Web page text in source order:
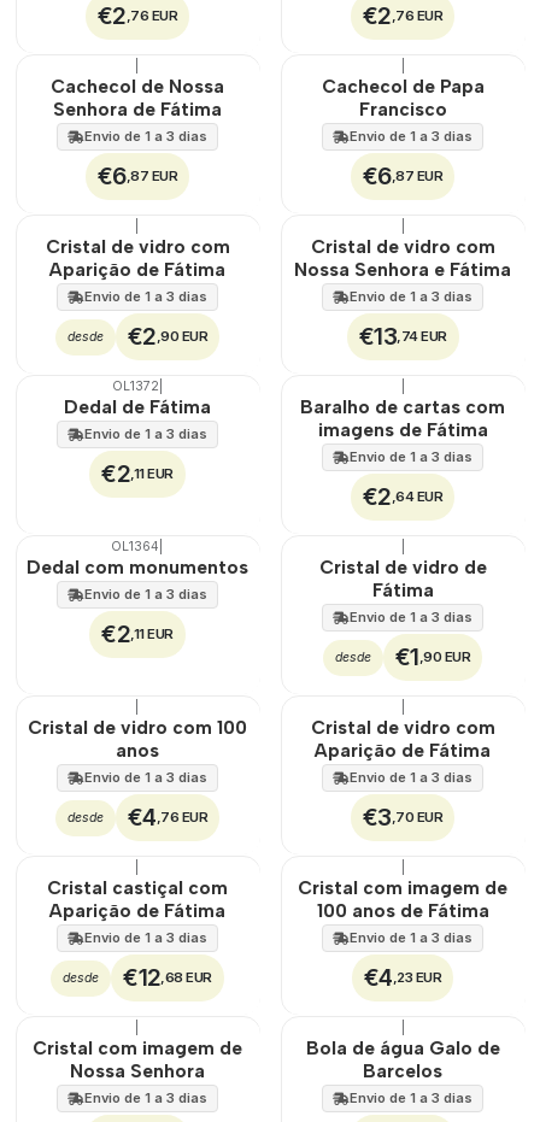
€2,76 EUR €2,76 EUR
Não Disponível
Cachecol de Nossa
Senhora de Fátima
Envio de 1 a 3 dias
€6,87 EUR
Não Disponível
Cachecol de Papa
Francisco
Envio de 1 a 3 dias
€6,87 EUR
Cristal de vidro com
Aparição de Fátima
Envio de 1 a 3 dias
desde €2,90 EUR
Cristal de vidro com
Nossa Senhora e Fátima
Envio de 1 a 3 dias
€13,74 EUR
OL1372
Dedal de Fátima
Envio de 1 a 3 dias
€2,11 EUR
Baralho de cartas com
imagens de Fátima
Envio de 1 a 3 dias
€2,64 EUR
OL1364
Dedal com monumentos
Envio de 1 a 3 dias
€2,11 EUR
Cristal de vidro de
Fátima
Envio de 1 a 3 dias
desde €1,90 EUR
Não Disponível
Cristal de vidro com 100
anos
Envio de 1 a 3 dias
desde €4,76 EUR
Não Disponível
Cristal de vidro com
Aparição de Fátima
Envio de 1 a 3 dias
€3,70 EUR
Cristal castiçal com
Aparição de Fátima
Envio de 1 a 3 dias
desde €12,68 EUR
Não Disponível
Cristal com imagem de
100 anos de Fátima
Envio de 1 a 3 dias
€4,23 EUR
Cristal com imagem de
Nossa Senhora
Envio de 1 a 3 dias
Não Disponível
Bola de água Galo de
Barcelos
Envio de 1 a 3 dias